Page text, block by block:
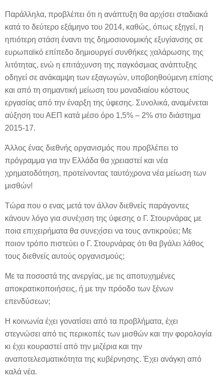
Παράλληλα, προβλέπει ότι η ανάπτυξη θα αρχίσει σταδιακά
κατά το δεύτερο εξάμηνο του 2014, καθώς, όπως εξηγεί, η
ηπιότερη στάση έναντι της δημοσιονομικής εξυγίανσης σε
ευρωπαϊκό επίπεδο δημιουργεί συνθήκες χαλάρωσης της
λιτότητας, ενώ η επιτάχυνση της παγκόσμιας ανάπτυξης
οδηγεί σε ανάκαμψη των εξαγωγών, υποβοηθούμενη επίσης
και από τη σημαντική μείωση του μοναδιαίου κόστους
εργασίας από την έναρξη της ύφεσης. Συνολικά, αναμένεται
αύξηση του ΑΕΠ κατά μέσο όρο 1,5% – 2% στο διάστημα
2015-17.
Άλλος ένας διεθνής οργανισμός που προβλέπει το
πρόγραμμα για την Ελλάδα θα χρειαστεί και νέα
χρηματοδότηση, προτείνοντας ταυτόχρονα νέα μείωση των
μισθών!
Τώρα που ο ενας μετά τον άλλον διεθνείς παράγοντες
κάνουν λόγο για συνέχιση της ύφεσης ο Γ. Στουρνάρας με
ποια επιχειρήματα θα συνεχίσει να τους αντικρούει; Με
ποιον τρόπο πιστεύει ο Γ. Στουρνάρας ότι θα βγάλει λάθος
τους διεθνείς αυτούς οργανισμούς;
Με τα ποσοστά της ανεργίας, με τις αποτυχημένες
αποκρατικοποιήσεις, ή με την πρόοδο των ξένων
επενδύσεων;
Η κοινωνία έχει γονατίσει από τα προβλήματα, έχει
στεγνώσει από τις περικοπές των μισθών και την φορολογία
κι έχει κουραστεί από την μιζέρια και την
αναποτελεσματικότητα της κυβέρνησης. Έχει ανάγκη από
καλά νέα.